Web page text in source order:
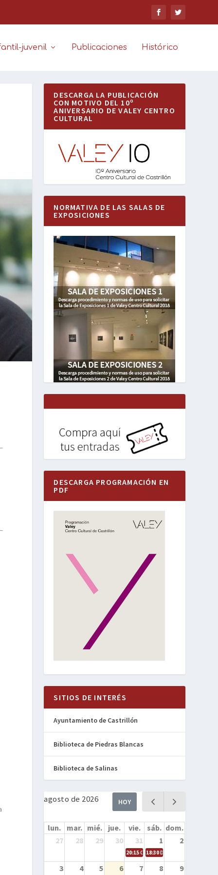
juvenil Publicaciones Histórico
DESCARGA LA PUBLICACIÓN
CON MOTIVO DEL 10º
ANIVERSARIO DE VALEY CENTRO
CULTURAL
NORMATIVA DE LAS SALAS DE
EXPOSICIONES
DESCARGA PROGRAMACIÓN EN
PDF
SITIOS DE INTERÉS
Ayuntamiento de Castrillón
Biblioteca de Piedras Blancas
Biblioteca de Salinas
agosto de 2026 HOY
lun. mar. mié. jue. vie. sáb. dom.
27
28 29 30 31 1 2
20:15Cine en la calle – Cómo
18:30Danza – Cita en el
3 4 5 6 7 8 9